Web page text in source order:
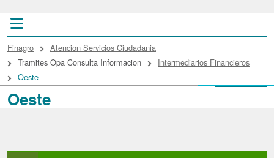
Oeste
enlaces de ayuda a la
Finagro
Atencion Servicios Ciudadania
Tramites Opa Consulta Informacion
Intermediarios Financieros
Oeste